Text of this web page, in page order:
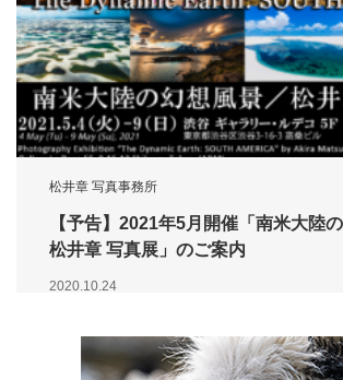
松井章 写真事務所
【予告】2021年5月開催「南米大陸
松井章 写真展」のご案内
2020.10.24